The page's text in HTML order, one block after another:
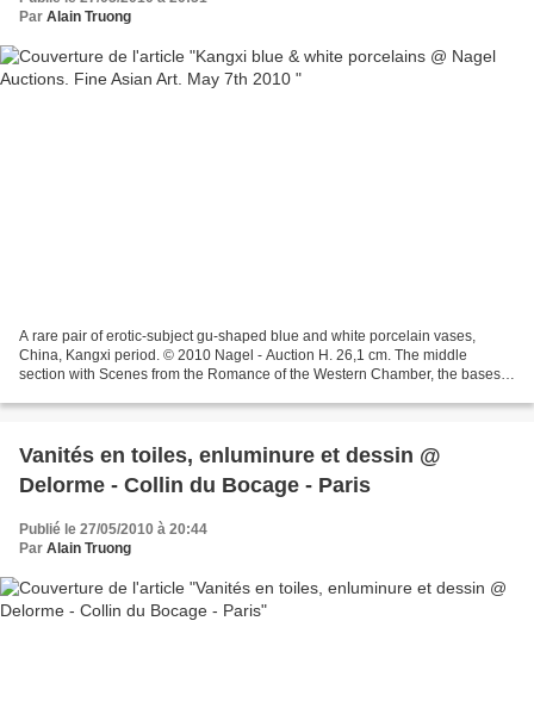
Par Alain Truong
A rare pair of erotic-subject gu-shaped blue and white porcelain vases,
China, Kangxi period. © 2010 Nagel - Auction H. 26,1 cm. The middle
section with Scenes from the Romance of the Western Chamber, the bases
Vanités en toiles, enluminure et dessin @
Delorme - Collin du Bocage - Paris
Publié le 27/05/2010 à 20:44
Par Alain Truong